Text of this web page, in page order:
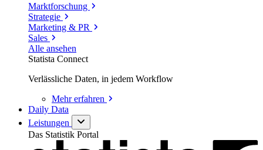
Marktforschung
Strategie
Marketing & PR
Sales
Alle ansehen
Statista Connect
Verlässliche Daten, in jedem Workflow
Mehrerfahren
Daily Data
Leistungen
Das Statistik Portal